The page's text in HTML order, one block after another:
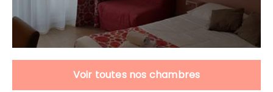
Voir toutes nos chambres